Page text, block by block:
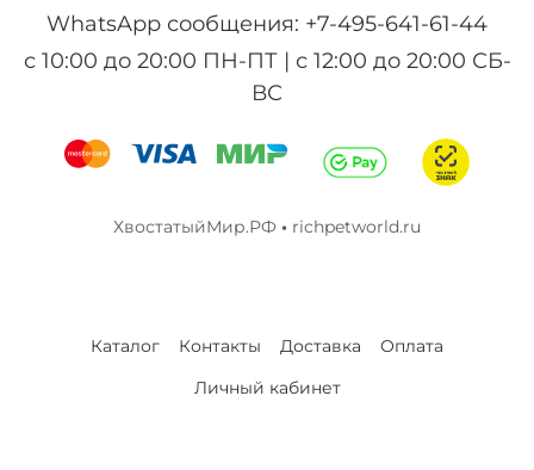
WhatsApp сообщения: +7-495-641-61-44
с 10:00 до 20:00 ПН-ПТ | с 12:00 до 20:00 СБ-
ВС
ХвостатыйМир.РФ • richpetworld.ru
Каталог Контакты Доставка
Оплата
Личный кабинет